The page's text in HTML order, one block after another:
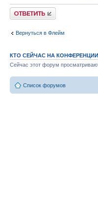
Ответить
Вернуться в Флейм
КТО СЕЙЧАС НА КОНФЕРЕНЦИИ
Сейчас этот форум
Список форумов